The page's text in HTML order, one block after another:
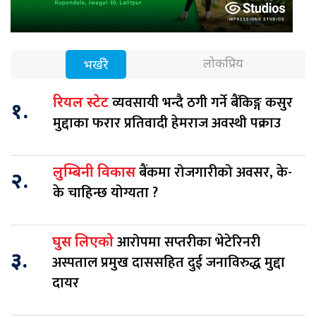
भर्खरै लोकप्रिय
१. रियल स्टेटव्यवसायी भन्दै ठगी गर्ने बैंकिङ्ग कसुर
मुद्दाका फरार प्रतिवादी हेमराज अवस्थी पक्राउ
२. लुम्बिनी विकासबैंकमा रोजगारीको अवसर, के-
के चाहिन्छ योग्यता ?
३.
घुस लिएकोआरोपमा सप्तरीका भेटेरिनरी
अस्पताल प्रमुख दाससहित दुई जनाविरुद्ध मुद्दा
दायर